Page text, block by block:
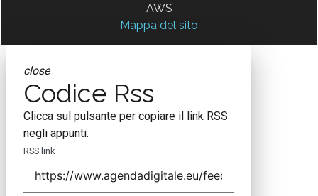
AWS
Mappa del sito
close
Codice Rss
Clicca sul pulsante per copiare il link RSS
negli appunti.
RSS link